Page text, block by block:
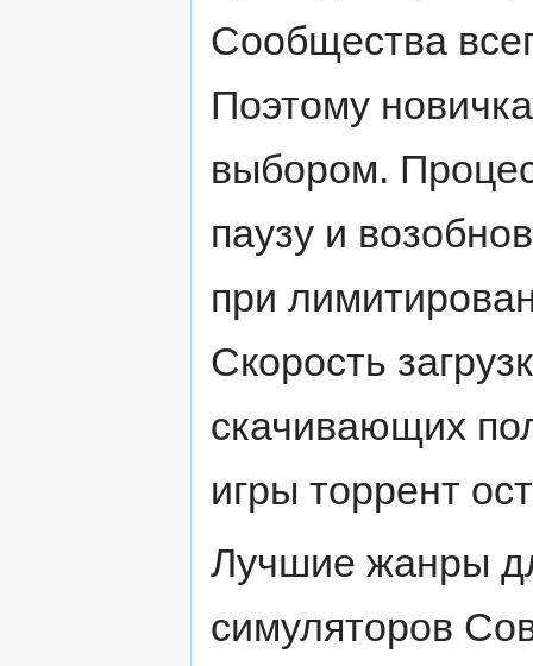
Сообщества
Поэтому
выбором.
паузу и
при
Скорость
скачивающих
игры торрент
Лучшие жанры
симуляторов